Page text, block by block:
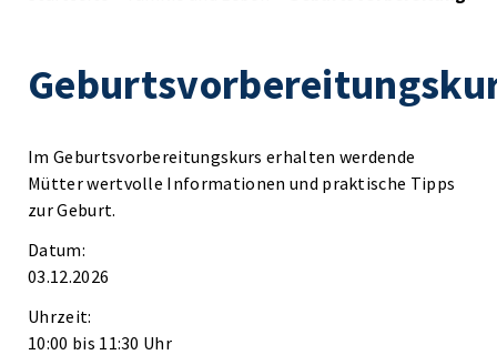
Im Geburtsvorbereitungskurs erhalten werdende
Mütter wertvolle Informationen und praktische Tipps
zur Geburt.
Datum:
03.12.2026
Uhrzeit:
10:00 bis 11:30 Uhr